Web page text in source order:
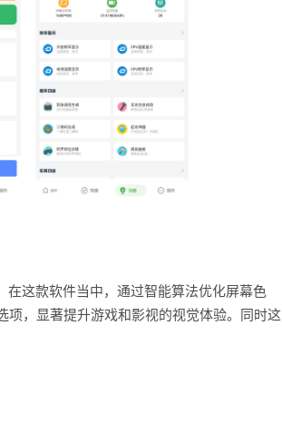
这款软件当中，通过智能算法优化屏幕色
项，显著提升游戏和影视的视觉体验。同时这